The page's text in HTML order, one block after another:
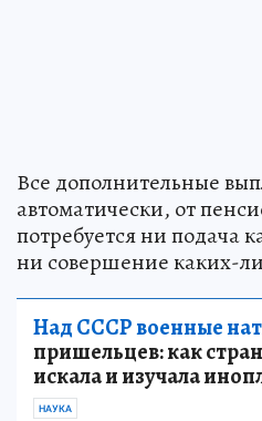
Все дополнительные
автоматически, от
потребуется ни подача
ни совершение каких-
Над СССР военные
пришельцев: как
искала и изучала
НАУКА